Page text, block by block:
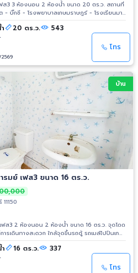
3 ห้องนอน 2 ห้องน้ำ ขนาด 20 ตร.ว. สถานที่
า
20 ตร.ว. 543
โทร
บ้าน
ขาย ทาวน์เฮ้าส์ ปิยวรารมย์ เฟส3 ขนาด 16 ตร.ว.
3 2 ห้องนอน 2 ห้องน้ำ ขนาด 16 ตร.ว. จุดโดด
รเดินทางสะดวก ใกล้จุดขึ้นรถตู้ รถเมล์ไปปิ่นเกล้า
ยง - เซ็นทรัล เวสต์เกต
ฎร์ - โรงเรียนมารีย์วิทยา - โรงเรียนกสิณธร
16 ตร.ว. 337
โทร